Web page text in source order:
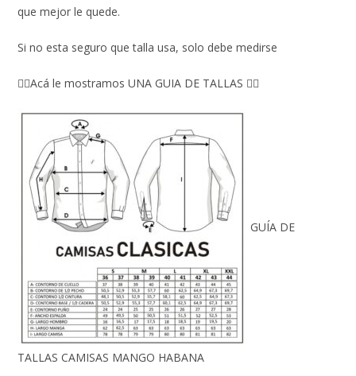
que mejor le quede.
Si no esta seguro que talla usa, solo debe medirse
👇🏼Acá le mostramos UNA GUIA DE TALLAS 👇🏻
GUÍA DE
TALLAS CAMISAS MANGO HABANA